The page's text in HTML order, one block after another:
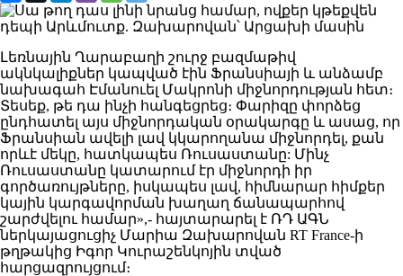
Լեռնային Ղարաբաղի շուրջ բազմաթիվ
ակնկալիքներ կապված էին Ֆրանսիայի և անձամբ
նախագահ Էմանուել Մակրոնի միջնորդության հետ։
Տեսեք, թե դա ինչի հանգեցրեց։ Փարիզը փորձեց
ընդհատել այս միջնորդական օրակարգը և ասաց, որ
Ֆրանսիան ավելի լավ կկարողանա միջնորդել, քան
որևէ մեկը, հատկապես Ռուսաստանը: Մինչ
Ռուսաստանը կատարում էր միջնորդի իր
գործառույթները, իսկապես լավ, հիմնարար հիմքեր
կային կարգավորման խաղաղ ճանապարհով
շարժվելու համար»,- հայտարարել է ՌԴ ԱԳՆ
ներկայացուցիչ Մարիա Զախարովան RT France-ի
թղթակից Իգոր Կուրաշենկոյին տված
հարցազրույցում։